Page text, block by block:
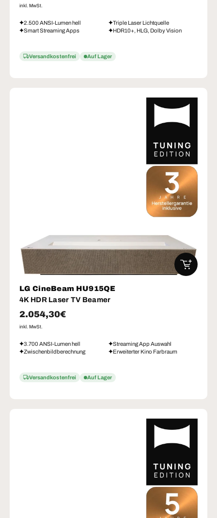
inkl. MwSt.
2.500 ANSI-Lumen hell
Triple Laser Lichtquelle
Smart Streaming Apps
HDR10+, HLG, Dolby Vision
Versandkostenfrei Auf Lager
LG CineBeam HU915QE
4K HDR Laser TV Beamer
Normaler Preis
2.054,30€
inkl. MwSt.
3.700 ANSI-Lumen hell
Streaming App Auswahl
Zwischenbildberechnung
Erweiterter Kino Farbraum
Versandkostenfrei Auf Lager
IN DEN